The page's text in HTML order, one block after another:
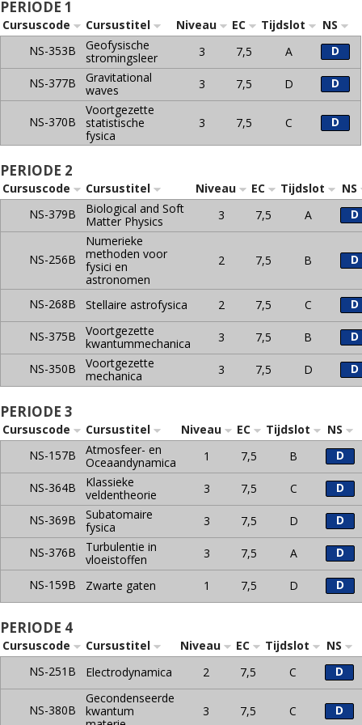
PERIODE 1
Cursuscode Cursustitel Niveau EC Tijdslot
NS
NS-353B
Geofysische
stromingsleer
3 7,5 A D
NS-377B
Gravitational
waves
3 7,5 D D
NS-370B
Voortgezette
statistische
fysica
3 7,5 C D
PERIODE 2
Cursuscode Cursustitel Niveau EC Tijdslot
NS
NS-379B
Biological and Soft
Matter Physics
3 7,5 A D
NS-256B
Numerieke
methoden voor
fysici en
astronomen
2 7,5 B D
NS-268B Stellaire astrofysica 2 7,5 C D
NS-375B
Voortgezette
kwantummechanica
3 7,5 B D
NS-350B
Voortgezette
mechanica
3 7,5 D D
PERIODE 3
Cursuscode Cursustitel Niveau EC Tijdslot
NS
NS-157B
Atmosfeer- en
Oceaandynamica
1 7,5 B D
NS-364B
Klassieke
veldentheorie
3 7,5 C D
NS-369B
Subatomaire
fysica
3 7,5 D D
NS-376B
Turbulentie in
vloeistoffen
3 7,5 A D
NS-159B Zwarte gaten 1 7,5 D D
PERIODE 4
Cursuscode Cursustitel Niveau EC Tijdslot
NS
NS-251B
Electrodynamica 2 7,5 C D
NS-380B
Gecondenseerde
kwantum
3 7,5 C D